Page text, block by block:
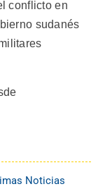
conflicto en
sudanés
Noticias